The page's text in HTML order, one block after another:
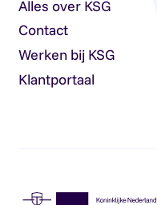
Alles over KSG
Contact
Werken bij KSG
Klantportaal